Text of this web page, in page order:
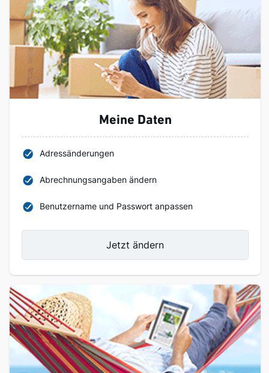
Meine Daten
Adressänderungen
Abrechnungsangaben ändern
Benutzername und Passwort anpassen
Jetzt ändern